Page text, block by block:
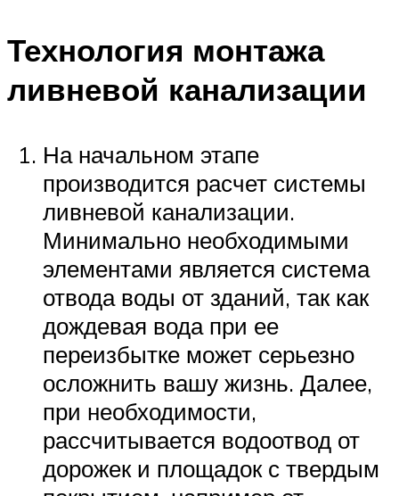
Технология монтажа
ливневой канализации
На начальном этапе
производится расчет системы
ливневой канализации.
Минимально необходимыми
элементами является система
отвода воды от зданий, так как
дождевая вода при ее
переизбытке может серьезно
осложнить вашу жизнь. Далее,
при необходимости,
рассчитывается водоотвод от
дорожек и площадок с твердым